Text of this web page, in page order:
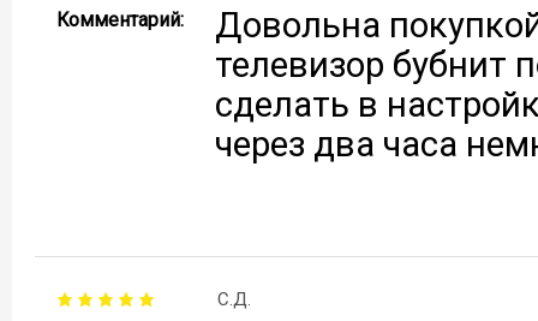
Комментарий:
Довольна
телевизор бубнит
сделать в
через два часа
С.Д.